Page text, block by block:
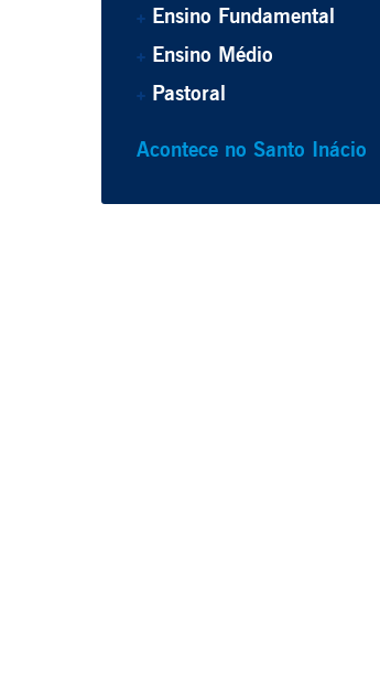
Ensino Fundamental
Ensino Médio
Pastoral
Acontece no Santo Inácio